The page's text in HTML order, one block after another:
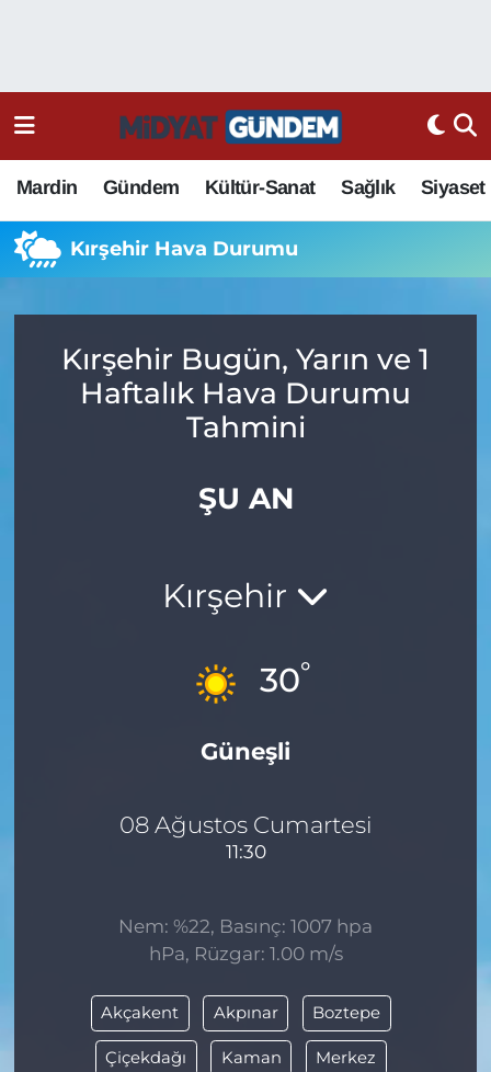
Mardin Gündem Kültür-Sanat Sağlık Siyaset
Kırşehir Hava Durumu
Kırşehir Bugün, Yarın ve 1
Haftalık Hava Durumu
Tahmini
ŞU AN
Kırşehir
30°
Güneşli
08 Ağustos Cumartesi
11:30
Nem: %22, Basınç: 1007 hpa
hPa, Rüzgar: 1.00 m/s
Akçakent Akpınar Boztepe
Çiçekdağı Kaman Merkez